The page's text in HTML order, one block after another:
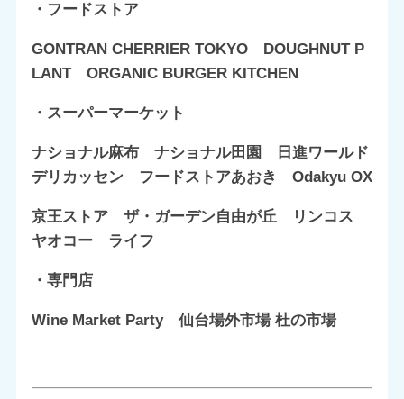
・フードストア
GONTRAN CHERRIER TOKYO DOUGHNUT P
LANT ORGANIC BURGER KITCHEN
・スーパーマーケット
ナショナル麻布 ナショナル田園 日進ワールド
デリカッセン フードストアあおき Odakyu OX
京王ストア ザ・ガーデン自由が丘 リンコス
ヤオコー ライフ
・専門店
Wine Market Party 仙台場外市場 杜の市場